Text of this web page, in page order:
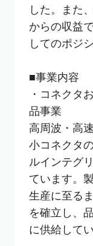
した。また
からの収益
してのポジ
■事業内容
・コネクタ
品事業
高周波・高
小コネクタ
ルインテグ
ています。
生産に至る
を確立し、
に供給して